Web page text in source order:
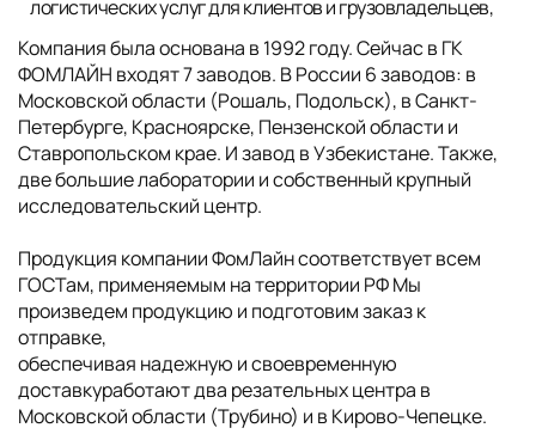
логистических услуг для клиентов и грузовладельцев,
Компания была основана в 1992 году. Сейчас в ГК
ФОМЛАЙН входят 7 заводов. В России 6 заводов: в
Московской области (Рошаль, Подольск), в Санкт-
Петербурге, Красноярске, Пензенской области и
Ставропольском крае. И завод в Узбекистане. Также,
две большие лаборатории и собственный крупный
исследовательский центр.
Продукция компании ФомЛайн соответствует всем
ГОСТам, применяемым на территории РФ Мы
произведем продукцию и подготовим заказ к
отправке,
обеспечивая надежную и своевременную
доставкуработают два резательных центра в
Московской области (Трубино) и в Кирово-Чепецке.